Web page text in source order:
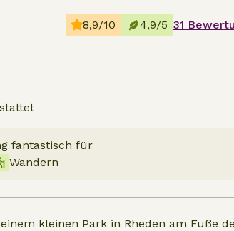
8,9/10 4,9/5 31
fantastisch für
Wandern
kleinen Park in Rheden am Fuße